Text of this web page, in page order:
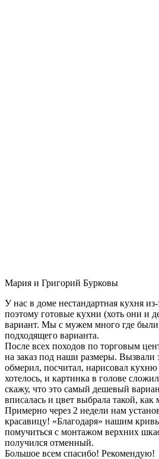
Мария и Григорий Бурковы
У нас в доме нестандартная кухня
поэтому готовые кухни (хоть они и
вариант. Мы с мужем много где
подходящего варианта.
После всех походов по торговым
на заказ под наши размеры. Вызвали
обмерил, посчитал, нарисовал
хотелось, и картинка в голове
скажу, что это самый дешевый
вписалась и цвет выбрала такой, как
Примерно через 2 недели нам
красавицу! «Благодаря» нашим
помучиться с монтажом верхних
получился отменный.
Большое всем спасибо! Рекомендую!